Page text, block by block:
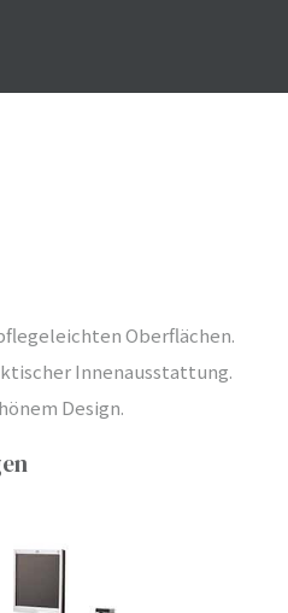
Oberflächen.
Innenausstattung.
Design.